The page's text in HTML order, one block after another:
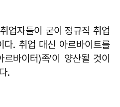
업자들이 굳이 정규직 취업
다. 취업 대신 아르바이트를
바이터)족'이 양산될 것이
.